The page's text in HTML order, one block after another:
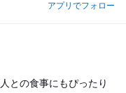
アプリでフォロー
との食事にもぴったり